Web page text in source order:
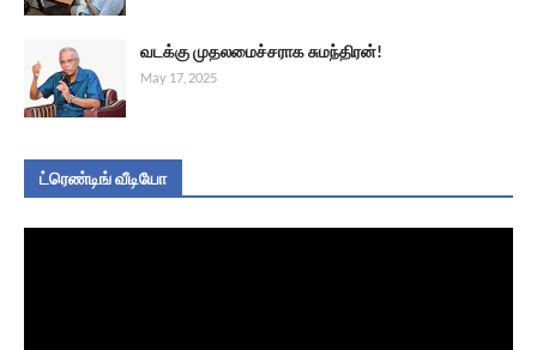
வடக்கு முதலமைச்சராக சுமந்திரன்!
May 17, 2025
ட்ரெண்டிங் வீடியோ